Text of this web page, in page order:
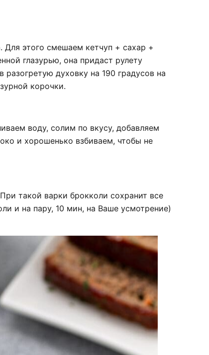
Для этого смешаем кетчуп + сахар +
глазурью, она придаст рулету
разогретую духовку на 190 градусов на
корочки.
воду, солим по вкусу, добавляем
и хорошенько взбиваем, чтобы не
такой варки брокколи сохранит все
и на пару, 10 мин, на Ваше усмотрение)